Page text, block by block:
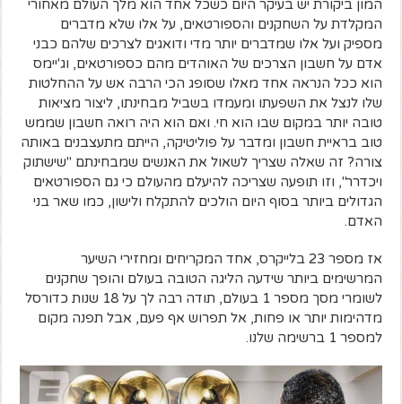
המון ביקורת יש בעיקר היום כשכל אחד הוא מלך העולם מאחורי
המקלדת על השחקנים והספורטאים, על אלו שלא מדברים
מספיק ועל אלו שמדברים יותר מדי ודואגים לצרכים שלהם כבני
אדם על חשבון הצרכים של האוהדים מהם כספורטאים, וג'יימס
הוא ככל הנראה אחד מאלו שסופג הכי הרבה אש על ההחלטות
שלו לנצל את השפעתו ומעמדו בשביל מבחינתו, ליצור מציאות
טובה יותר במקום שבו הוא חי. ואם הוא היה רואה חשבון שממש
טוב בראיית חשבון ומדבר על פוליטיקה, הייתם מתעצבנים באותה
צורה? זה שאלה שצריך לשאול את האנשים שמבחינתם "שישתוק
ויכדרר", וזו תופעה שצריכה להיעלם מהעולם כי גם הספורטאים
הגדולים ביותר בסוף היום הולכים להתקלח ולישון, כמו שאר בני
האדם.
אז מספר 23 בלייקרס, אחד המקריחים ומחזירי השיער
המרשימים ביותר שידעה הליגה הטובה בעולם והופך שחקנים
לשומרי מסך מספר 1 בעולם, תודה רבה לך על 18 שנות כדורסל
מדהימות יותר או פחות, אל תפרוש אף פעם, אבל תפנה מקום
למספר 1 ברשימה שלנו.